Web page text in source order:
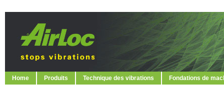
Home Produits Technique des vibrations Fondations de